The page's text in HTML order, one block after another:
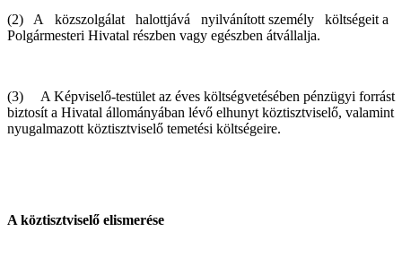
(2) A közszolgálat halottjává nyilvánított személy költségeit a
Polgármesteri Hivatal részben vagy egészben átvállalja.
(3) A Képviselő-testület az éves költségvetésében pénzügyi forrást
biztosít a Hivatal állományában lévő elhunyt köztisztviselő, valamint
nyugalmazott köztisztviselő temetési költségeire.
A köztisztviselő elismerése